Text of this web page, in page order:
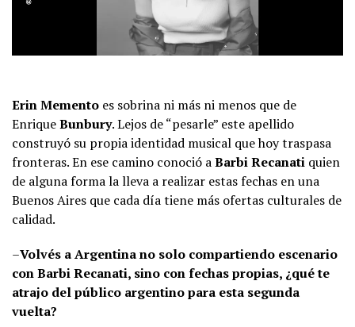
Erin Memento es sobrina ni más ni menos que de
EnriqueBunbury. Lejos de “pesarle” este apellido
construyó su propia identidad musical que hoy traspasa
fronteras. En ese camino conoció aBarbi Recanati quien
de alguna forma la lleva a realizar estas fechas en una
Buenos Aires que cada día tiene más ofertas culturales de
calidad.
–Volvés a Argentina no solo compartiendo escenario
con Barbi Recanati, sino con fechas propias, ¿qué te
atrajo del público argentino para esta segunda
vuelta?